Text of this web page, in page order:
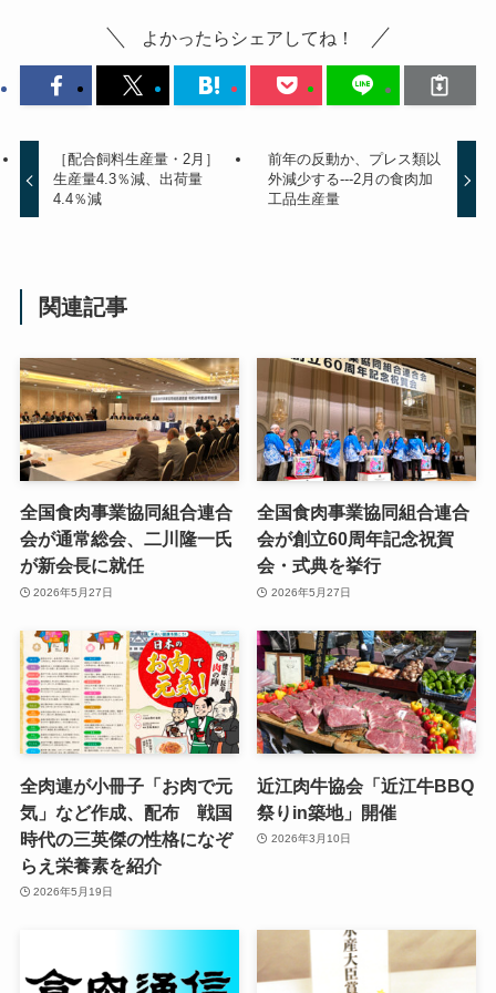
よかったらシェアしてね！
［配合飼料生産量・2月］
生産量4.3％減、出荷量
4.4％減
前年の反動か、プレス類以
外減少する---2月の食肉加
工品生産量
関連記事
全国食肉事業協同組合連合
会が通常総会、二川隆一氏
が新会長に就任
2026年5月27日
全国食肉事業協同組合連合
会が創立60周年記念祝賀
会・式典を挙行
2026年5月27日
全肉連が小冊子「お肉で元
気」など作成、配布 戦国
時代の三英傑の性格になぞ
らえ栄養素を紹介
2026年5月19日
近江肉牛協会「近江牛BBQ
祭りin築地」開催
2026年3月10日